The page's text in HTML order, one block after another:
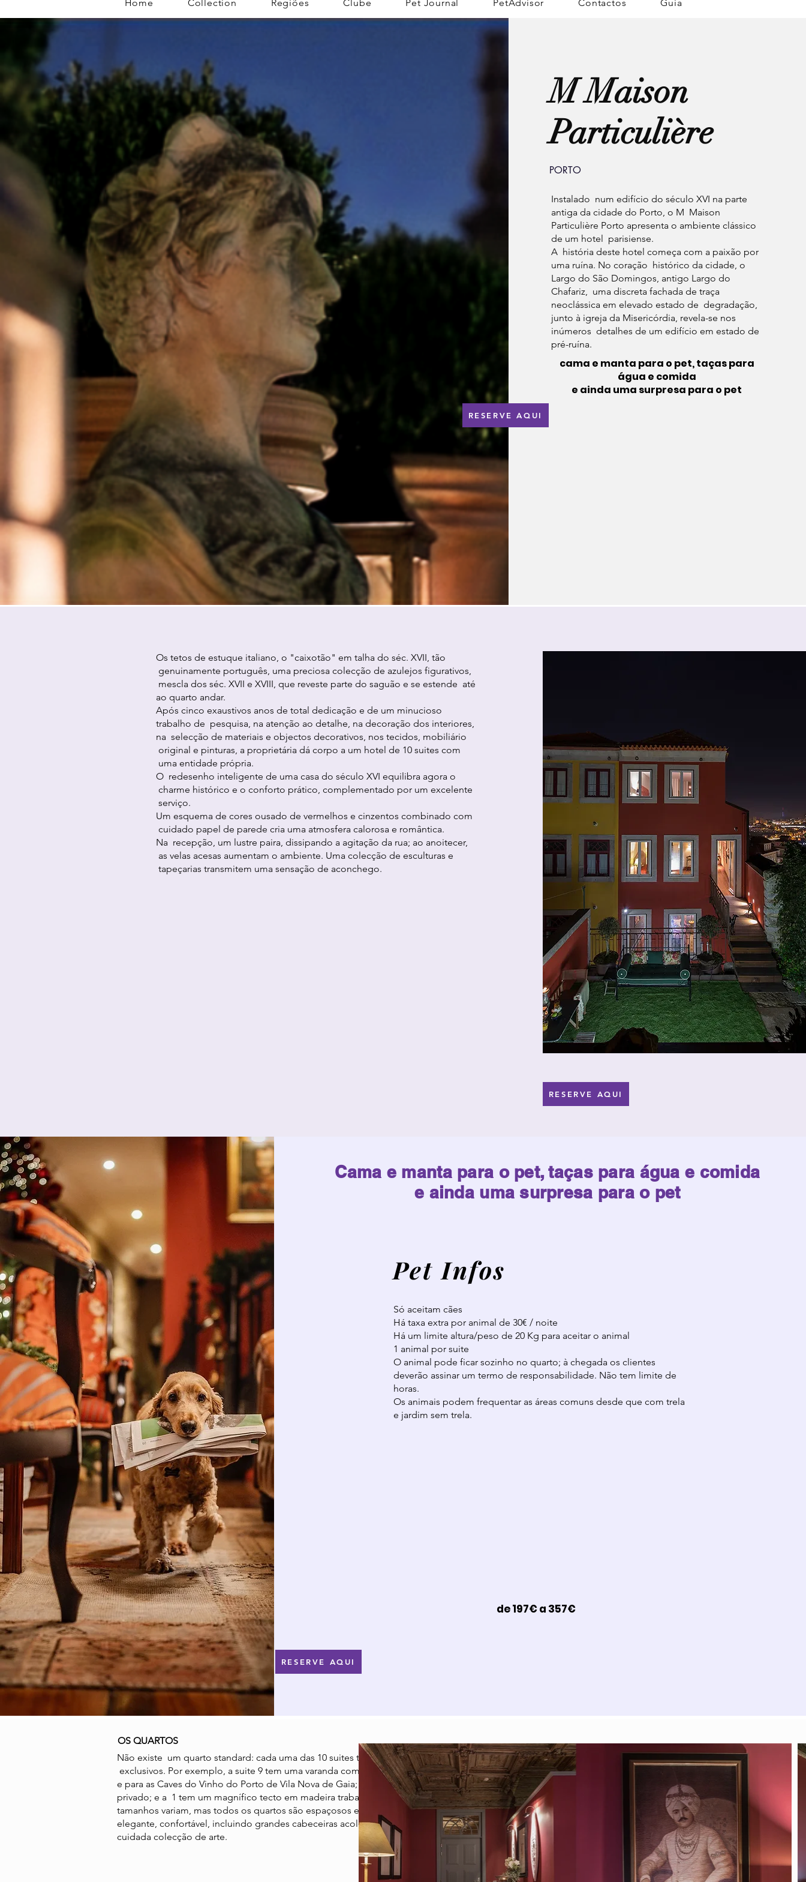
Home Collection Regiões Clube Pet Journal PetAdvisor Contactos Guia
M Maison
Particulière
PORTO
Instalado num edifício do século XVI na parte
antiga da cidade do Porto, o M Maison
Particulière Porto apresenta o ambiente clássico
de um hotel parisiense.
A história deste hotel começa com a paixão por
uma ruína. No coração histórico da cidade, o
Largo do São Domingos, antigo Largo do
Chafariz, uma discreta fachada de traça
neoclássica em elevado estado de degradação,
junto à igreja da Misericórdia, revela-se nos
inúmeros detalhes de um edifício em estado de
pré-ruína.
cama e manta para o pet, taças para
água e comida
e ainda uma surpresa para o pet
RESERVE AQUI
Os tetos de estuque italiano, o "caixotão" em talha do séc. XVII, tão
genuinamente português, uma preciosa colecção de azulejos figurativos,
mescla dos séc. XVII e XVIII, que reveste parte do saguão e se estende até
ao quarto andar.
Após cinco exaustivos anos de total dedicação e de um minucioso
trabalho de pesquisa, na atenção ao detalhe, na decoração dos interiores,
na selecção de materiais e objectos decorativos, nos tecidos, mobiliário
original e pinturas, a proprietária dá corpo a um hotel de 10 suites com
uma entidade própria.
O redesenho inteligente de uma casa do século XVI equilibra agora o
charme histórico e o conforto prático, complementado por um excelente
serviço.
Um esquema de cores ousado de vermelhos e cinzentos combinado com
cuidado papel de parede cria uma atmosfera calorosa e romântica.
Na recepção, um lustre paira, dissipando a agitação da rua; ao anoitecer,
as velas acesas aumentam o ambiente. Uma colecção de esculturas e
tapeçarias transmitem uma sensação de aconchego.
RESERVE AQUI
Cama e manta para o pet, taças para água e comida
e ainda uma surpresa para o pet
Pet Infos
Só aceitam cães
Há taxa extra por animal de 30€ / noite
Há um limite altura/peso de 20 Kg para aceitar o animal
1 animal por suite
O animal pode ficar sozinho no quarto; à chegada os clientes
deverão assinar um termo de responsabilidade. Não tem limite de
horas.
Os animais podem frequentar as áreas comuns desde que com trela
e jardim sem trela.
de 197€ a 357€
RESERVE AQUI
OS QUARTOS
Não existe um quarto standard: cada uma das 10 suites tem layout e design
exclusivos. Por exemplo, a suite 9 tem uma varanda com vista para a cidade
e para as Caves do Vinho do Porto de Vila Nova de Gaia; a 2 tem um pátio
privado; e a 1 tem um magnífico tecto em madeira trabalhada. Os
tamanhos variam, mas todos os quartos são espaçosos e o design interior
elegante, confortável, incluindo grandes cabeceiras acolchoadas e uma
cuidada colecção de arte.